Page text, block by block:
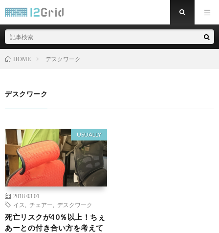
HOME デスクワーク
デスクワーク
USUALLY
2018.03.01
イス
チェアー デスクワーク
死亡リスクが40％以上！ちぇ
あーとの付き合い方を考えて